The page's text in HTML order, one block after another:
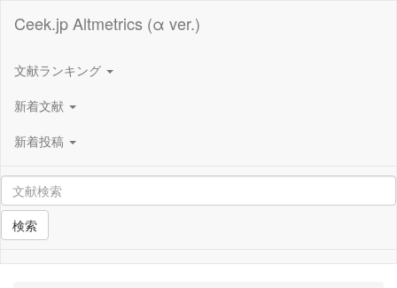
Ceek.jp Altmetrics (α ver.)
文献ランキング
新着文献
新着投稿
検索